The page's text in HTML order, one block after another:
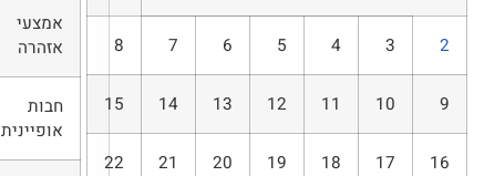
2
3
4
5
6
7
8
9
10
11
12
13
14
15
16
17
18
19
20
21
22
אמצעי
אזהרה
חבות
אופיינית